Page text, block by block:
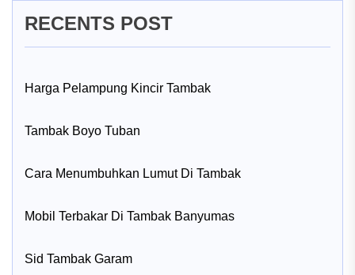
RECENTS POST
Harga Pelampung Kincir Tambak
Tambak Boyo Tuban
Cara Menumbuhkan Lumut Di Tambak
Mobil Terbakar Di Tambak Banyumas
Sid Tambak Garam